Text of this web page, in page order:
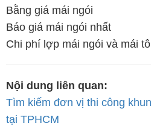
Bằng giá mái ngói
Báo giá mái ngói nhất
Chi phí lợp mái ngói và mái
Nội dung liên quan:
Tìm kiếm đơn vị thi công
tại TPHCM